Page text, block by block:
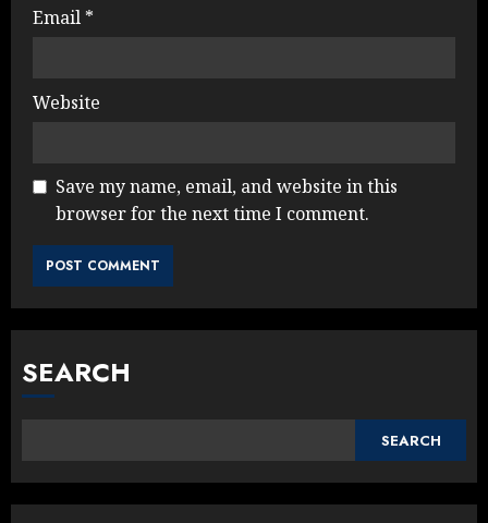
Email *
Website
Save my name, email, and website in this
browser for the next time I comment.
SEARCH
SEARCH